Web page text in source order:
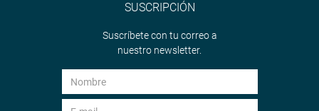
SUSCRIPCIÓN
Suscríbete con tu correo a
nuestro newsletter.